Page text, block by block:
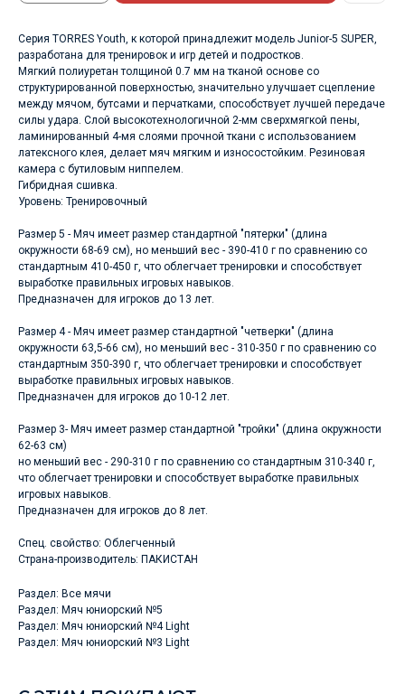
Серия TORRES Youth, к которой принадлежит модель Junior-5 SUPER,
разработана для тренировок и игр детей и подростков.
Мягкий полиуретан толщиной 0.7 мм на тканой основе со
структурированной поверхностью, значительно улучшает сцепление
между мячом, бутсами и перчатками, способствует лучшей передаче
силы удара. Слой высокотехнологичной 2-мм сверхмягкой пены,
ламинированный 4-мя слоями прочной ткани с использованием
латексного клея, делает мяч мягким и износостойким. Резиновая
камера с бутиловым ниппелем.
Гибридная сшивка.
Уровень: Тренировочный
Размер 5 - Мяч имеет размер стандартной "пятерки" (длина
окружности 68-69 см), но меньший вес - 390-410 г по сравнению со
стандартным 410-450 г, что облегчает тренировки и способствует
выработке правильных игровых навыков.
Предназначен для игроков до 13 лет.
Размер 4 - Мяч имеет размер стандартной "четверки" (длина
окружности 63,5-66 см), но меньший вес - 310-350 г по сравнению со
стандартным 350-390 г, что облегчает тренировки и способствует
выработке правильных игровых навыков.
Предназначен для игроков до 10-12 лет.
Размер 3- Мяч имеет размер стандартной "тройки" (длина окружности
62-63 см)
но меньший вес - 290-310 г по сравнению со стандартным 310-340 г,
что облегчает тренировки и способствует выработке правильных
игровых навыков.
Предназначен для игроков до 8 лет.
Спец. свойство: Облегченный
Страна-производитель: ПАКИСТАН
Раздел: Все мячи
Раздел: Мяч юниорский №5
Раздел: Мяч юниорский №4 Light
Раздел: Мяч юниорский №3 Light